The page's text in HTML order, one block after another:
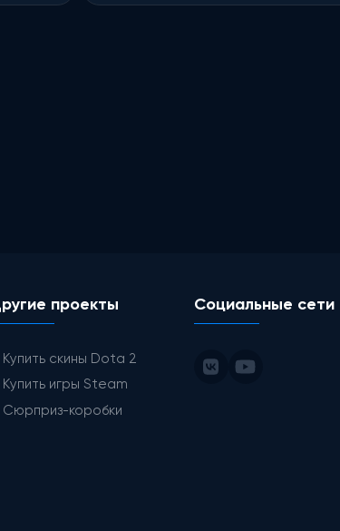
проекты
Купить скины Dota 2
Купить игры Steam
Сюрприз-коробки
Социальные сети